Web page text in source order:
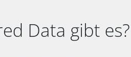
Data gibt es?